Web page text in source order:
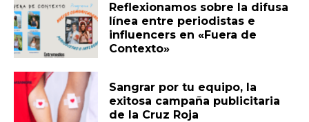
Reflexionamos sobre la difusa
línea entre periodistas e
influencers en «Fuera de
Contexto»
Sangrar por tu equipo, la
exitosa campaña publicitaria
de la Cruz Roja